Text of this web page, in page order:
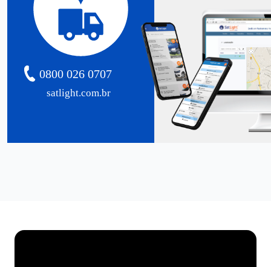
satlight.com.br
0800 026 0707